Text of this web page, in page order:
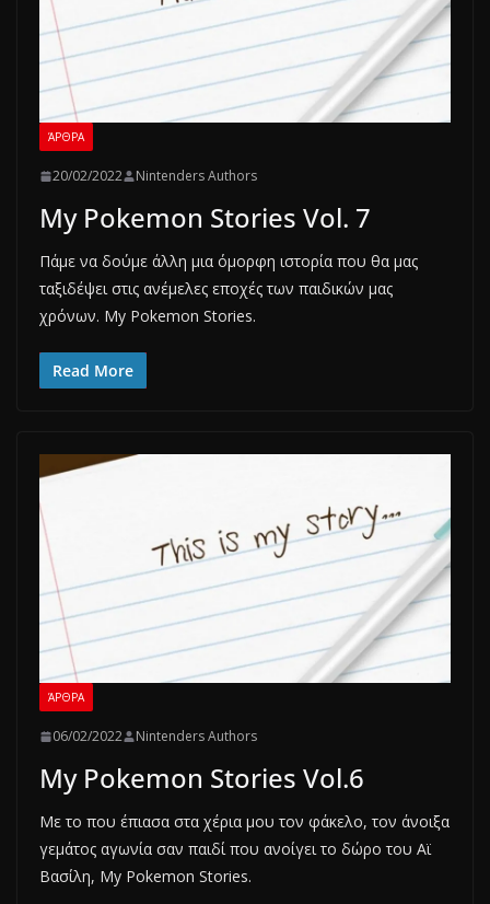
ΆΡΘΡΑ
20/02/2022 Nintenders Authors
My Pokemon Stories Vol. 7
Πάμε να δούμε άλλη μια όμορφη ιστορία που θα μας
ταξιδέψει στις ανέμελες εποχές των παιδικών μας
χρόνων. My Pokemon Stories.
Read More
ΆΡΘΡΑ
06/02/2022 Nintenders Authors
My Pokemon Stories Vol.6
Με το που έπιασα στα χέρια μου τον φάκελο, τον άνοιξα
γεμάτος αγωνία σαν παιδί που ανοίγει το δώρο του Αϊ
Βασίλη, My Pokemon Stories.